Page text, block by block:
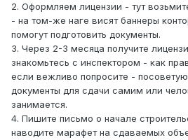
2. Оформляем лицензии - тут
- на том-же наге висят баннеры
помогут подготовить документы.
3. Через 2-3 месяца получите
знакомьтесь с инспектором - как
если вежливо попросите -
документы для сдачи самим или
занимается.
4. Пишите письмо о начале
наводите марафет на сдаваемых